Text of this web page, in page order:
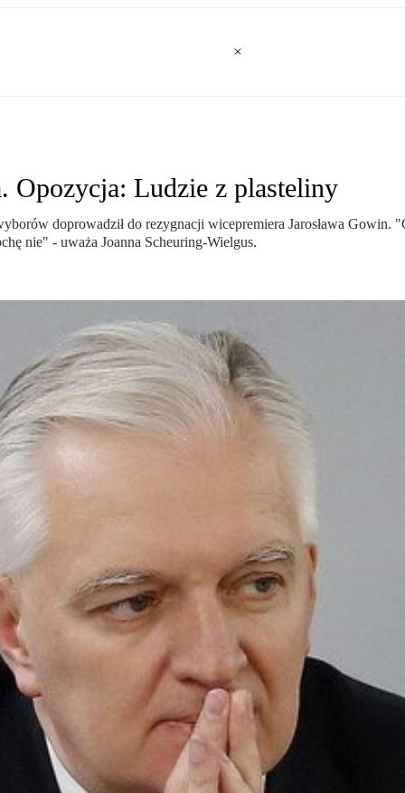
Opozycja: Ludzie z plasteliny
doprowadził do rezygnacji wicepremiera Jarosława
nie" - uważa Joanna Scheuring-Wielgus.